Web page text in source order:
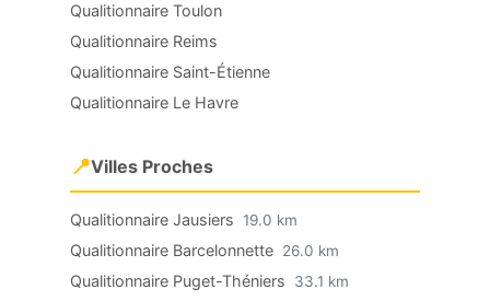
Qualitionnaire Toulon
Qualitionnaire Reims
Qualitionnaire Saint-Étienne
Qualitionnaire Le Havre
📍Villes Proches
Qualitionnaire Jausiers 19.0 km
Qualitionnaire Barcelonnette 26.0 km
Qualitionnaire Puget-Théniers 33.1 km